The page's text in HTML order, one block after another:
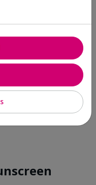
amigo
esta